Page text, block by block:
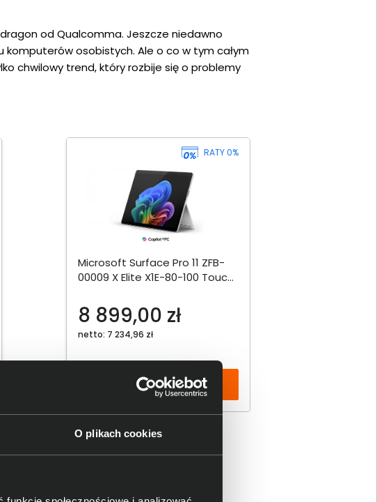
O plikach cookies
od Qualcomma. Jeszcze niedawno
komputerów osobistych. Ale o co w tym całym
chwilowy trend, który rozbije się o problemy
RATY 0%
Microsoft Surface Pro 11 ZFB-
00009 X Elite X1E-80-100 Touch
Adreno 5G W11Pro Platynowy
8 899,00 zł
netto: 7 234,96 zł
Włóż do torby